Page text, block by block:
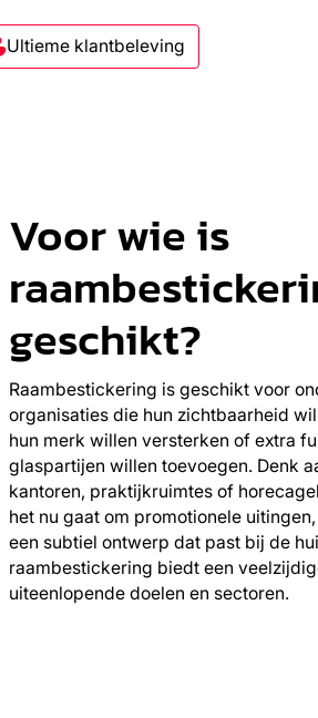
Ultieme klantbeleving
Voor wie is
geschikt?
Raambestickering is geschikt voor
organisaties die hun zichtbaarheid
hun merk willen versterken of extra
glaspartijen willen toevoegen. Denk
kantoren, praktijkruimtes of
het nu gaat om promotionele
een subtiel ontwerp dat past bij de
raambestickering biedt een
uiteenlopende doelen en sectoren.